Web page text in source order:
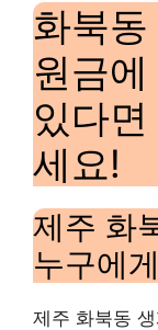
화북동
원금
있다
세요!
제주 화
누구에
제주 화북동